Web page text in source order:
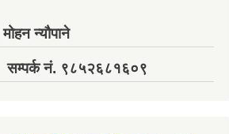
मोहन न्यौपाने
सम्पर्क नं. ९८५२६८१६०९